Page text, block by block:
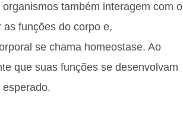
também interagem com o
funções do corpo e,
se chama homeostase. Ao
que suas funções se desenvolvam